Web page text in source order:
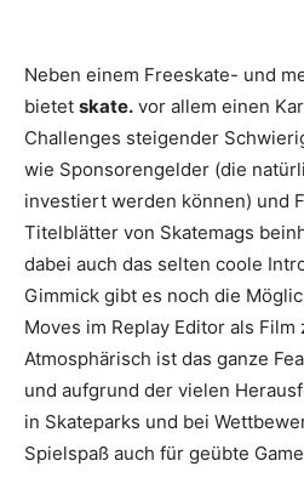
Neben einem Freeskate- und
bietet skate. vor allem einen
Challenges steigender
wie Sponsorengelder (die
investiert werden können) und
Titelblätter von Skatemags
dabei auch das selten coole
Gimmick gibt es noch die
Moves im Replay Editor als Film
Atmosphärisch ist das ganze
und aufgrund der vielen
in Skateparks und bei
Spielspaß auch für geübte